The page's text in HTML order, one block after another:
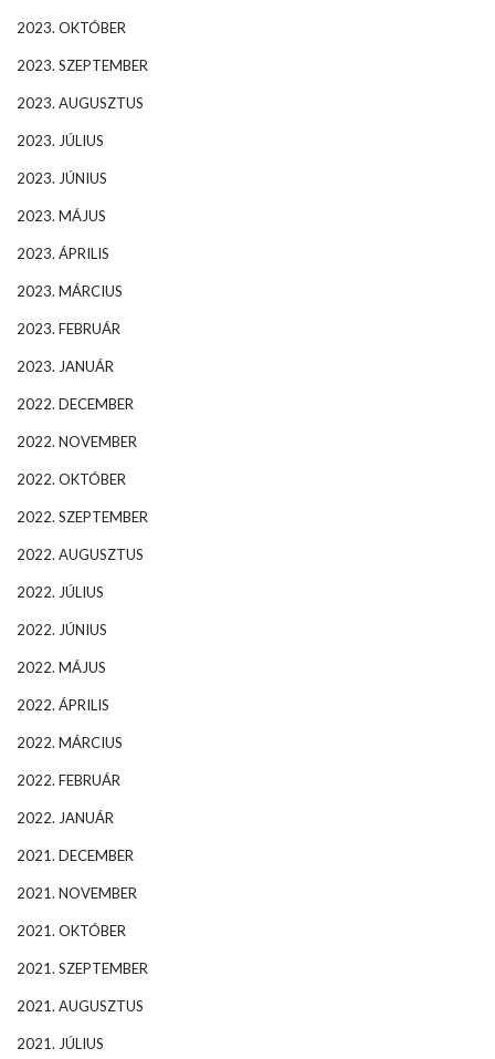
2023. OKTÓBER
2023. SZEPTEMBER
2023. AUGUSZTUS
2023. JÚLIUS
2023. JÚNIUS
2023. MÁJUS
2023. ÁPRILIS
2023. MÁRCIUS
2023. FEBRUÁR
2023. JANUÁR
2022. DECEMBER
2022. NOVEMBER
2022. OKTÓBER
2022. SZEPTEMBER
2022. AUGUSZTUS
2022. JÚLIUS
2022. JÚNIUS
2022. MÁJUS
2022. ÁPRILIS
2022. MÁRCIUS
2022. FEBRUÁR
2022. JANUÁR
2021. DECEMBER
2021. NOVEMBER
2021. OKTÓBER
2021. SZEPTEMBER
2021. AUGUSZTUS
2021. JÚLIUS